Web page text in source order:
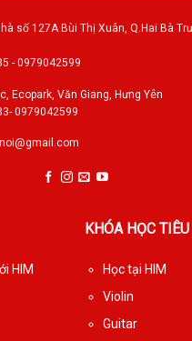
số 127A Bùi Thị Xuân, Q.Hai Bà
- 0979042599
Ecopark, Văn Giang, Hưng Yên
0979042599
HIM
KHÓA HỌC
Học tại HIM
Violin
Guitar